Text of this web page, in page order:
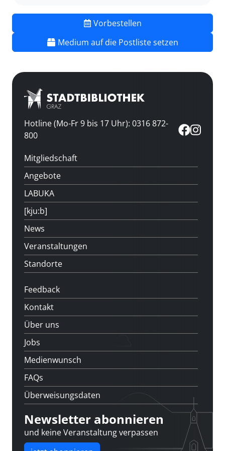
Vorbestellen
Medium auf die Postliste setzen
Hotline (Mo-Fr 9 bis 17 Uhr): 0316 872-
800
Mitgliedschaft
Angebote
LABUKA
[kju:b]
News
Veranstaltungen
Standorte
Feedback
Kontakt
Über uns
Jobs
Medienwunsch
FAQs
Überweisungsdaten
Newsletter abonnieren
und keine Veranstaltung verpassen